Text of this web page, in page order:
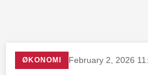
ØKONOMI February 2, 2026